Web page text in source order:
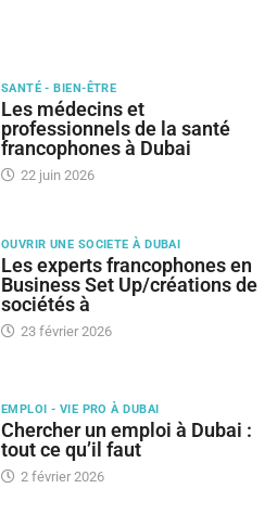
SANTÉ - BIEN-ÊTRE
Les médecins et
professionnels de la santé
francophones à Dubai
22 juin 2026
OUVRIR UNE SOCIETE À DUBAI
Les experts francophones en
Business Set Up/créations de
sociétés à
23 février 2026
EMPLOI - VIE PRO À DUBAI
Chercher un emploi à Dubai :
tout ce qu’il faut
2 février 2026